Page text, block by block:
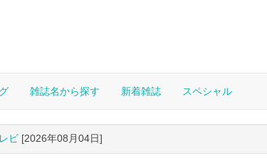
雑誌名から探す 新着雑誌 スペシャル
ビ [2026年08月04日]